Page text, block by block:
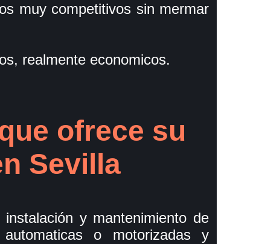
muy competitivos sin mermar
realmente economicos.
ofrece su
Sevilla
y mantenimiento de
o motorizadas y